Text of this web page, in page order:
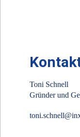
Toni Schnell
Gründer und